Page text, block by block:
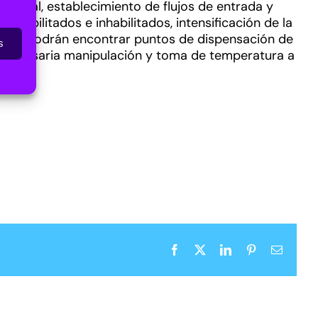
establecimiento de flujos de entrada y
habilitados e inhabilitados, intensificación de la
se podrán encontrar puntos de dispensación de
manipulación y toma de temperatura a
Facebook LinkedInPinterestCorreo